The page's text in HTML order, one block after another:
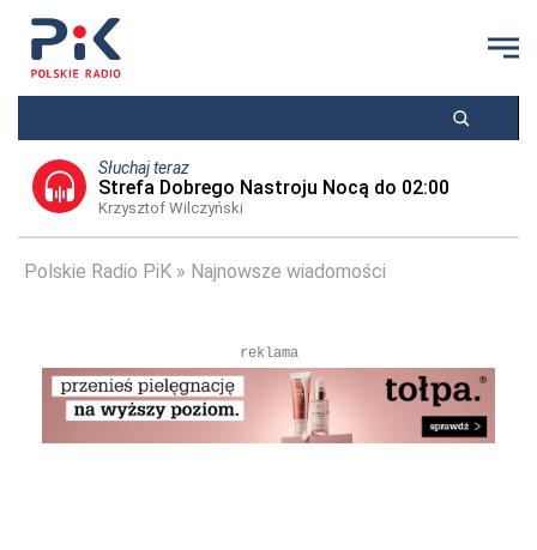
Słuchaj teraz
Strefa Dobrego Nastroju Nocą do 02:00
Krzysztof Wilczyński
Polskie Radio PiK Najnowsze wiadomości
reklama